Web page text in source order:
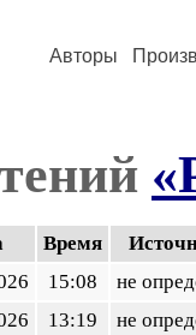
Авторы
Время
15:08
не
13:19 не